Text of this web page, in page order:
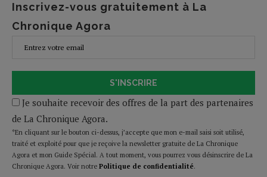
Inscrivez-vous gratuitement à La
Chronique Agora
S'INSCRIRE
Je souhaite recevoir des offres de la part des partenaires
de La Chronique Agora.
*En cliquant sur le bouton ci-dessus, j’accepte que mon e-mail saisi soit utilisé,
traité et exploité pour que je reçoive la newsletter gratuite de La Chronique
Agora et mon Guide Spécial. A tout moment, vous pourrez vous désinscrire de La
Chronique Agora. Voir notre Politique de confidentialité.